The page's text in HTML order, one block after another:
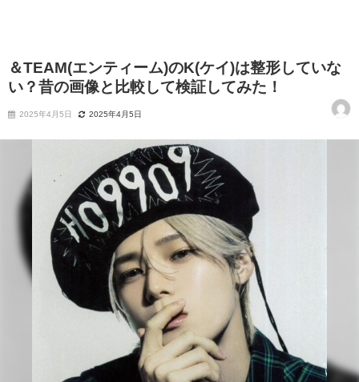
＆TEAM(エンティーム)のK(ケイ)は整形していな
い？昔の画像と比較して検証してみた！
2025年4月5日 2025年4月5日